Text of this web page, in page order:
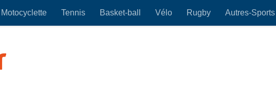
Motocyclette Tennis Basket-ball Vélo Rugby Autres-Sports